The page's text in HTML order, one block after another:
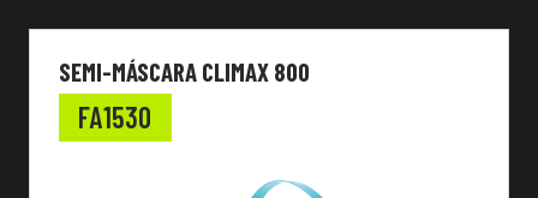
SEMI-MÁSCARA CLIMAX 800
FA1530